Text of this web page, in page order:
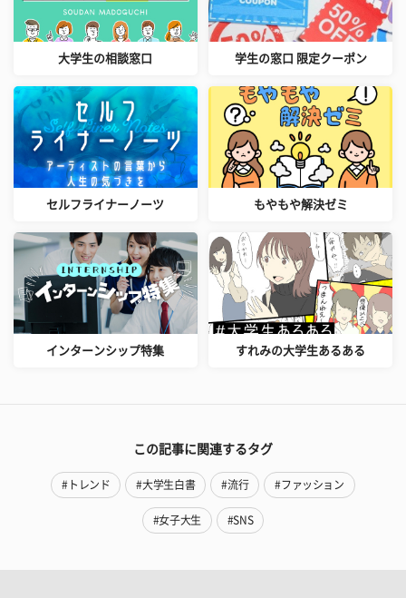
大学生の相談窓口 学生の窓口 限定クーポン
セルフライナーノーツ もやもや解決ゼミ
インターンシップ特集 すれみの大学生あるある
この記事に関連するタグ
#トレンド #大学生白書 #流行 #ファッション
#女子大生 #SNS